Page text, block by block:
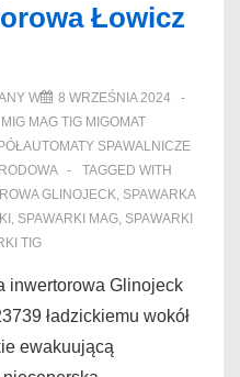
Łowicz
W
8 WRZEŚNIA 2024
MAG TIG MIGOMAT
SPAWALNICZE
TAGGED WITH
GLINOJECK, SPAWARKA
, SPAWARKI MAG, SPAWARKI
TIG
inwertorowa Glinojeck
ładzickiemu wokół
ewakuującą